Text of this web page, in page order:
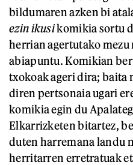
bildumaren azken bi
ezin ikusikomikia sortu
herrian agertutako
abiapuntu. Komikian
txokoak ageri dira; baita
diren pertsonaia ugari
komikia egin du
Elkarrizketen bitartez,
duten harremana landu
herritarren erretratuak